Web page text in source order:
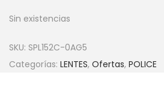
Sin existencias
SKU: SPL152C-0AG5
Categorías: LENTES, Ofertas, POLICE